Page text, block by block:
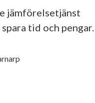
jämförelsetjänst
tid och pengar.